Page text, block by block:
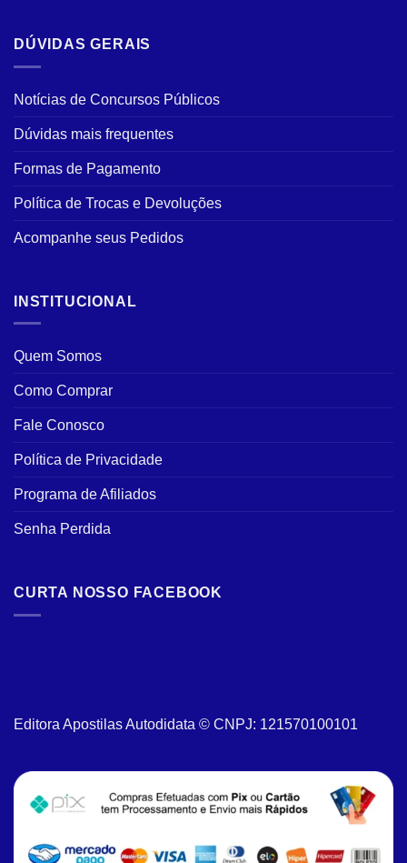
DÚVIDAS GERAIS
Notícias de Concursos Públicos
Dúvidas mais frequentes
Formas de Pagamento
Política de Trocas e Devoluções
Acompanhe seus Pedidos
INSTITUCIONAL
Quem Somos
Como Comprar
Fale Conosco
Política de Privacidade
Programa de Afiliados
Senha Perdida
CURTA NOSSO FACEBOOK
Editora Apostilas Autodidata © CNPJ: 121570100101